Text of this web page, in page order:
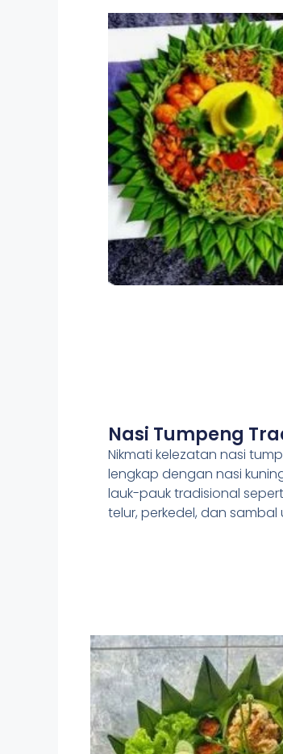
Nasi Tumpeng
Nikmati kelezatan nasi
lengkap dengan nasi
lauk-pauk tradisional
telur, perkedel, dan sambal